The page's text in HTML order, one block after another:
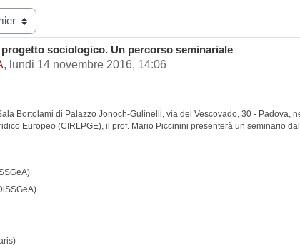
sociologico. Un percorso seminariale
, lundi 14 novembre 2016, 14:06
Bortolami di Palazzo Jonoch-Gulinelli, via del Vescovado, 30 - Padova,
Europeo (CIRLPGE), il prof. Mario Piccinini presenterà un seminario dal